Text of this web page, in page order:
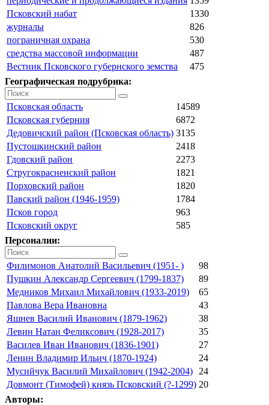
Псковский набат
1330
журналы
826
пограничная охрана
530
средства массовой информации
487
Вестник Псковского губернского земства
475
Географическая подрубрика:
Псковская область
14589
Псковская губерния
6872
Дедовичский район (Псковская область) 3135
Пустошкинский район
2418
Гдовский район
2273
Стругокрасненский район
1821
Порховский район
1820
Павский район (1946-1959)
1784
Псков город
963
Псковский округ
585
Персоналии:
Филимонов Анатолий Васильевич (1951- )
98
Пушкин Александр Сергеевич (1799-1837)
89
Медников Михаил Михайлович (1933-2019)
65
Павлова Вера Ивановна
43
Яшнев Василий Иванович (1879-1962)
38
Левин Натан Феликсович (1928-2017)
35
Василев Иван Иванович (1836-1901)
27
Ленин Владимир Ильич (1870-1924)
24
Мусийчук Василий Михайлович (1942-2004)
24
Довмонт (Тимофей) князь Псковский (?-1299) 20
Авторы: